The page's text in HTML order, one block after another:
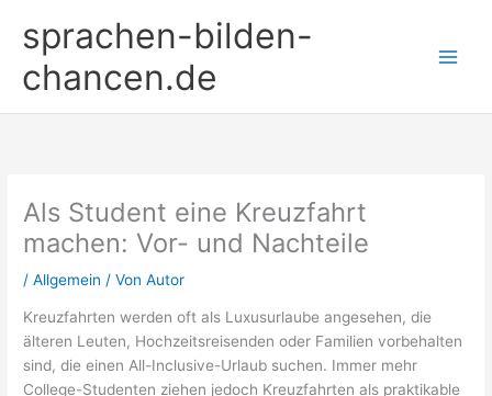
Inhalt
springen
sprachen-bilden-
chancen.de
Als Student eine Kreuzfahrt
machen: Vor- und Nachteile
/Allgemein / VonAutor
Kreuzfahrten werden oft als Luxusurlaube angesehen, die
älteren Leuten, Hochzeitsreisenden oder Familien vorbehalten
sind, die einen All-Inclusive-Urlaub suchen. Immer mehr
College-Studenten ziehen jedoch Kreuzfahrten als praktikable